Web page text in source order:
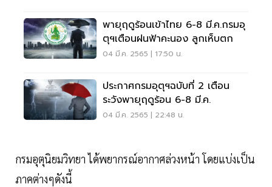
พายุฤดูร้อนเข้าไทย 6-8 มี.ค.กรมอุ
ตุฯเตือนฝนฟ้าคะนอง ลูกเห็บตก
04 มี.ค. 2565 | 17:50 น.
ประกาศกรมอุตุฯฉบับที่ 2 เตือน
ระวังพายุฤดูร้อน 6-8 มี.ค.
04 มี.ค. 2565 | 22:48 น.
กรมอุตุนิยมวิทยา ได้พยากรณ์อากาศล่วงหน้า โดยแบ่งเป็น
ภาคต่างๆดังนี้